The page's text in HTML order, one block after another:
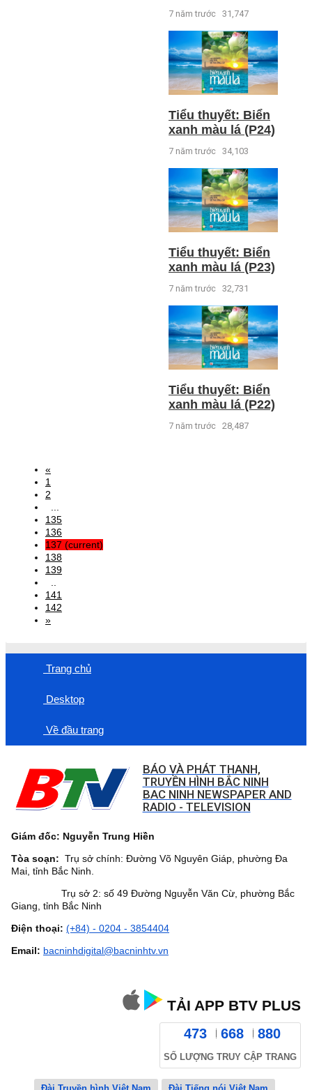
7 năm trước 31,747
Tiểu thuyết: Biển
xanh màu lá (P24)
7 năm trước 34,103
Tiểu thuyết: Biển
xanh màu lá (P23)
7 năm trước 32,731
Tiểu thuyết: Biển
xanh màu lá (P22)
7 năm trước 28,487
«
1
2
135
136
137 (current)
138
139
141
142
»
Trang chủ
Desktop
Về đầu trang
BÁO VÀ PHÁT THANH,
TRUYỀN HÌNH BẮC NINH
BAC NINH NEWSPAPER AND
RADIO - TELEVISION
Giám đốc: Nguyễn Trung Hiền
Tòa soạn: Trụ sở chính: Đường Võ Nguyên Giáp, phường Đa
Mai, tỉnh Bắc Ninh.
Trụ sở 2: số 49 Đường Nguyễn Văn Cừ, phường Bắc
Giang, tỉnh Bắc Ninh
Điện thoại: (+84) - 0204 - 3854404
Email: bacninhdigital@bacninhtv.vn
TẢI APP BTV PLUS
473 668 880
SỐ LƯỢNG TRUY CẬP TRANG